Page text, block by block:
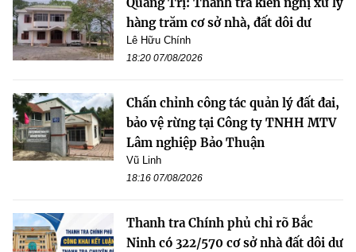
hàng trăm cơ sở nhà, đất dôi dư
Lê Hữu Chính
18:20 07/08/2026
Chấn chỉnh công tác quản lý đất đai,
bảo vệ rừng tại Công ty TNHH MTV
Lâm nghiệp Bảo Thuận
Vũ Linh
18:16 07/08/2026
Thanh tra Chính phủ chỉ rõ Bắc
Ninh có 322/570 cơ sở nhà đất dôi dư